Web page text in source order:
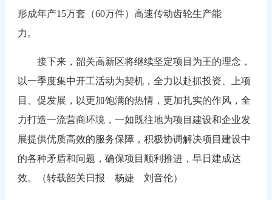
形成年产15万套（60万件）高速传动齿轮生产能
力。
接下来，韶关高新区将继续坚定项目为王的理念，
以一季度集中开工活动为契机，全力以赴抓投资、上项
目、促发展，以更加饱满的热情，更加扎实的作风，全
力打造一流营商环境，一如既往地为项目建设和企业发
展提供优质高效的服务保障，积极协调解决项目建设中
的各种矛盾和问题，确保项目顺利推进，早日建成达
效。（转载韶关日报 杨婕 刘音伦）